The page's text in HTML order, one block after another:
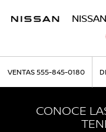
VENTAS555-845-0180
CONOCE